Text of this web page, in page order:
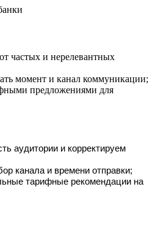
частых и нерелевантных
момент и канал коммуникации;
предложениями для
аудитории и корректируем
канала и времени отправки;
тарифные рекомендации на